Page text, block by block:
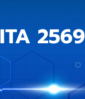
ITA 2569